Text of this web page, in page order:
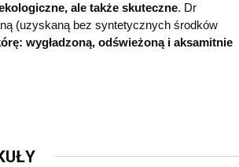
ale także skuteczne. Dr
(uzyskaną bez syntetycznych środków
wygładzoną, odświeżoną i aksamitnie